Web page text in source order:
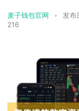
麦子钱包官网 • 发布
216